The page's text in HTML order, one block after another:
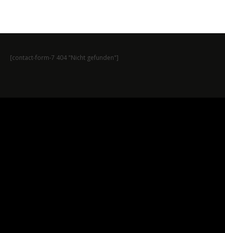
[contact-form-7 404 "Nicht gefunden"]